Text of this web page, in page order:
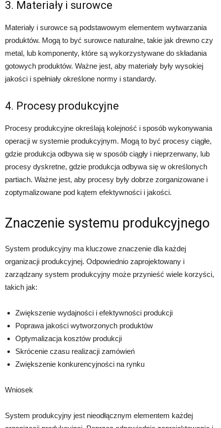
3. Materiały i surowce
Materiały i surowce są podstawowym elementem wytwarzania
produktów. Mogą to być surowce naturalne, takie jak drewno czy
metal, lub komponenty, które są wykorzystywane do składania
gotowych produktów. Ważne jest, aby materiały były wysokiej
jakości i spełniały określone normy i standardy.
4. Procesy produkcyjne
Procesy produkcyjne określają kolejność i sposób wykonywania
operacji w systemie produkcyjnym. Mogą to być procesy ciągłe,
gdzie produkcja odbywa się w sposób ciągły i nieprzerwany, lub
procesy dyskretne, gdzie produkcja odbywa się w określonych
partiach. Ważne jest, aby procesy były dobrze zorganizowane i
zoptymalizowane pod kątem efektywności i jakości.
Znaczenie systemu produkcyjnego
System produkcyjny ma kluczowe znaczenie dla każdej
organizacji produkcyjnej. Odpowiednio zaprojektowany i
zarządzany system produkcyjny może przynieść wiele korzyści,
takich jak:
Zwiększenie wydajności i efektywności produkcji
Poprawa jakości wytworzonych produktów
Optymalizacja kosztów produkcji
Skrócenie czasu realizacji zamówień
Zwiększenie konkurencyjności na rynku
Wniosek
System produkcyjny jest nieodłącznym elementem każdej